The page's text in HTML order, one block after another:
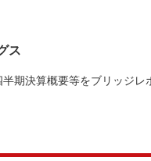
ス
期決算概要等をブリッジレ